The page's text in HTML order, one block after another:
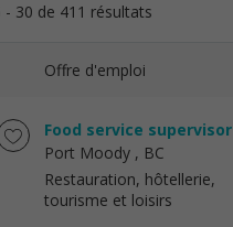
- 30 de 411 résultats
Offre d'emploi
Food service supervisor
Port Moody , BC
Restauration, hôtellerie,
tourisme et loisirs